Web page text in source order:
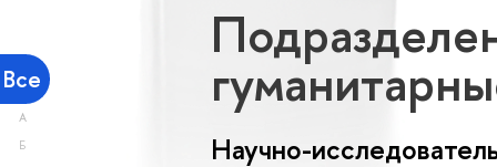
Все
А
Б
Научно-